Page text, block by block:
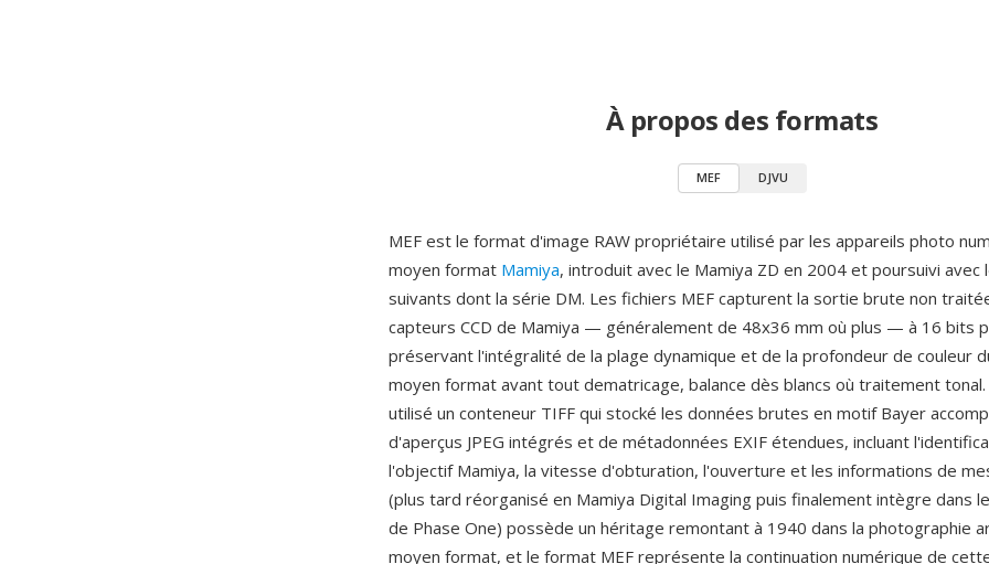
À propos des formats
MEF DJVU
MEF est le format d'image RAW propriétaire utilisé par les appareils photo
moyen format Mamiya, introduit avec le Mamiya ZD en 2004 et poursuivi avec
suivants dont la série DM. Les fichiers MEF capturent la sortie brute non
capteurs CCD de Mamiya — généralement de 48x36 mm où plus — à 16 bits
préservant l'intégralité de la plage dynamique et de la profondeur de couleur
moyen format avant tout dematricage, balance dès blancs où traitement
utilisé un conteneur TIFF qui stocké les données brutes en motif Bayer
d'aperçus JPEG intégrés et de métadonnées EXIF étendues, incluant
l'objectif Mamiya, la vitesse d'obturation, l'ouverture et les informations de
(plus tard réorganisé en Mamiya Digital Imaging puis finalement intègre dans
de Phase One) possède un héritage remontant à 1940 dans la photographie
moyen format, et le format MEF représente la continuation numérique de